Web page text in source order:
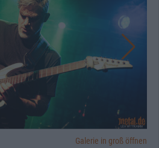
Galerie in groß öffnen